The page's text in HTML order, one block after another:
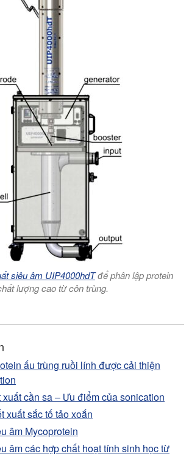
siêu âm UIP4000hdTđể phân lập protein
lượng cao từ côn trùng.
ấu trùng ruồi lính được cải thiện
cần sa – Ưu điểm của sonication
xuất sắc tố tảo xoắn
âm Mycoprotein
âm các hợp chất hoạt tính sinh học từ